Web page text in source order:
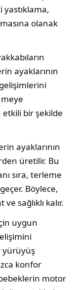
yastıklama,
olanak
ayaklarının
etkili bir şekilde
ayaklarının
üretilir. Bu
sıra, terleme
Böylece,
sağlıklı kalır.
uygun
yürüyüş
konfor
motor